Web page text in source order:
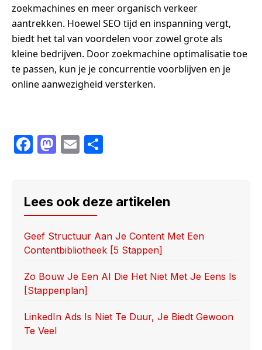
zoekmachines en meer organisch verkeer
aantrekken. Hoewel SEO tijd en inspanning vergt,
biedt het tal van voordelen voor zowel grote als
kleine bedrijven. Door zoekmachine optimalisatie toe
te passen, kun je je concurrentie voorblijven en je
online aanwezigheid versterken.
F
e
b
o
o
k
M
o
d
o
n
E
e
Lees ook deze artikelen
Geef Structuur Aan Je Content Met Een
Contentbibliotheek [5 Stappen]
Zo Bouw Je Een AI Die Het Niet Met Je Eens Is
[stappenplan]
LinkedIn Ads Is Niet Te Duur, Je Biedt Gewoon
Te Veel